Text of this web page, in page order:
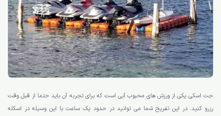
جت اسکی یکی از ورزش های محبوب آبی است که برای تجربه آن باید حتما از قبل وقت
رزرو کنید. در این تفریح شما می توانید در حدود یک ساعت با این وسیله در اسکله